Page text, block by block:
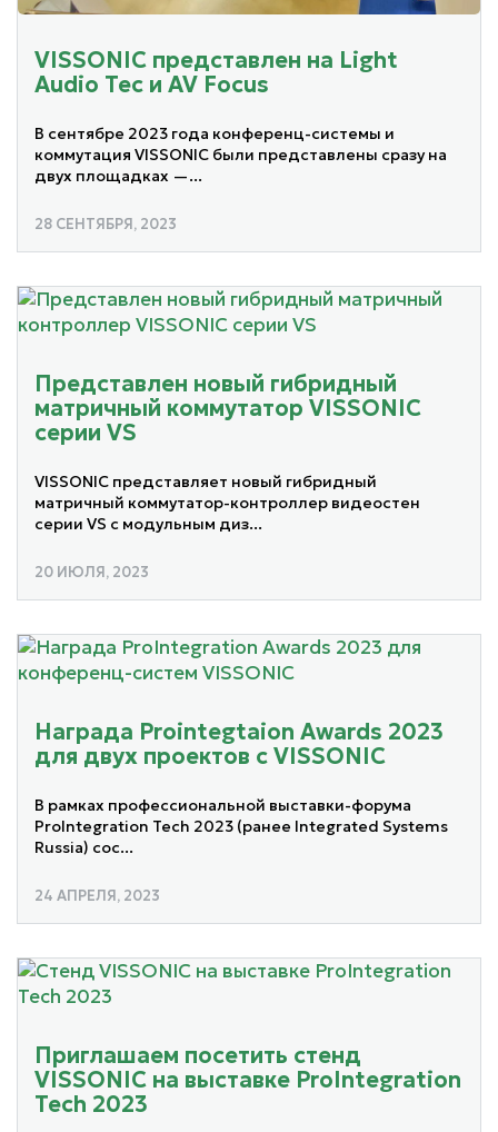
VISSONIC представлен на Light
Audio Tec и AV Focus
В сентябре 2023 года конференц-системы и
коммутация VISSONIC были представлены сразу на
двух площадках —...
28 СЕНТЯБРЯ, 2023
Представлен новый гибридный
матричный коммутатор VISSONIC
серии VS
VISSONIC представляет новый гибридный
матричный коммутатор-контроллер видеостен
серии VS с модульным диз...
20 ИЮЛЯ, 2023
Награда Prointegtaion Awards 2023
для двух проектов с VISSONIC
В рамках профессиональной выставки-форума
ProIntegration Tech 2023 (ранее Integrated Systems
Russia) сос...
24 АПРЕЛЯ, 2023
Приглашаем посетить стенд
VISSONIC на выставке ProIntegration
Tech 2023